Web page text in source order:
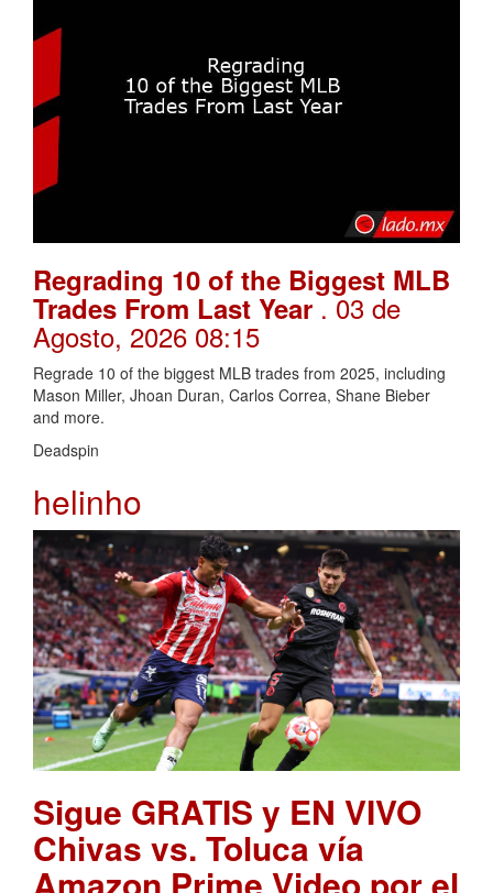
Regrading 10 of the Biggest MLB
Trades From Last Year. 03 de
Agosto, 2026 08:15
Regrade 10 of the biggest MLB trades from 2025, including
Mason Miller, Jhoan Duran, Carlos Correa, Shane Bieber
and more.
Deadspin
helinho
Sigue GRATIS y EN VIVO
Chivas vs. Toluca vía
Amazon Prime Video por el